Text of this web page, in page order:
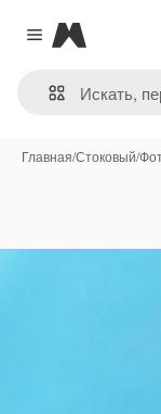
Close menu
Magnific
Главная/Стоковый/